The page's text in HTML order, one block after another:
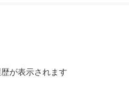
が表示されます